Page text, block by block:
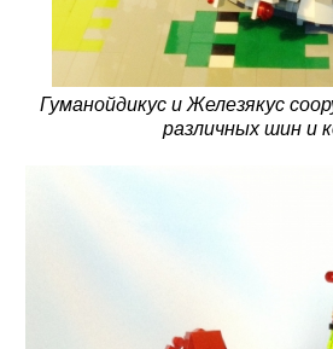
Гуманойдикус и Железякус
различных шин и